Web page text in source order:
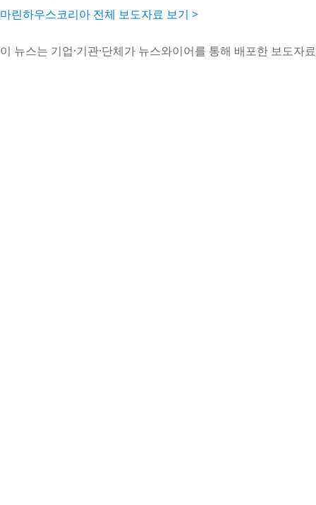
마린하우스코리아 전체 보도자료 보기 >
이 뉴스는 기업·기관·단체가 뉴스와이어를 통해 배포한 보도자